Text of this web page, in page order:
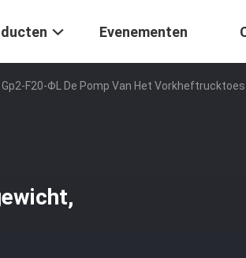
Evenementen
Gp2-F20-ΦL De Pomp Van Het